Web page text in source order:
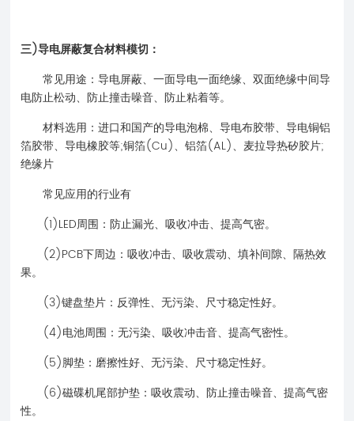
三)导电屏蔽复合材料模切：
常见用途：导电屏蔽、一面导电一面绝缘、双面绝缘中间导
电防止松动、防止撞击噪音、防止粘着等。
材料选用：进口和国产的导电泡棉、导电布胶带、导电铜铝
箔胶带、导电橡胶等;铜箔(Cu)、铝箔(AL)、麦拉导热矽胶片;
绝缘片
常见应用的行业有
(1)LED周围：防止漏光、吸收冲击、提高气密。
(2)PCB下周边：吸收冲击、吸收震动、填补间隙、隔热效
果。
(3)键盘垫片：反弹性、无污染、尺寸稳定性好。
(4)电池周围：无污染、吸收冲击音、提高气密性。
(5)脚垫：磨擦性好、无污染、尺寸稳定性好。
(6)磁碟机尾部护垫：吸收震动、防止撞击噪音、提高气密
性。